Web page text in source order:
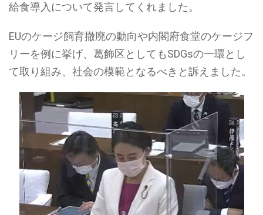
給食導入について発言してくれました。
EUのケージ飼育撤廃の動向や内閣府食堂のケージフ
リーを例に挙げ、葛飾区としてもSDGsの一環とし
て取り組み、社会の模範となるべきと訴えました。